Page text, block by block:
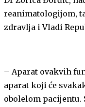
reanimatologijom,
zdravlja i Vladi
– Aparat ovakvih
aparat koji će
obolelom pacijentu.